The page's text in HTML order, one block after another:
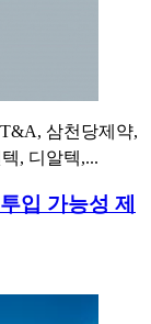
삼천당제약,
, 디알텍,...
입 가능성 제